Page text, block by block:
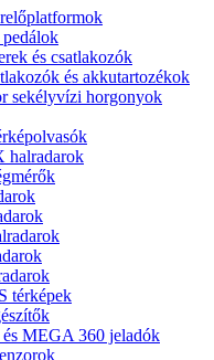
és csatlakozók
és akkutartozékok
sekélyvízi horgonyok
halradarok
térképek
MEGA 360 jeladók